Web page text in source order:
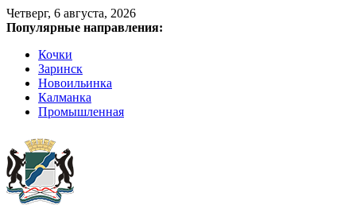
Четверг, 6 августа, 2026
Популярные направления:
Кочки
Заринск
Новоильинка
Калманка
Промышленная